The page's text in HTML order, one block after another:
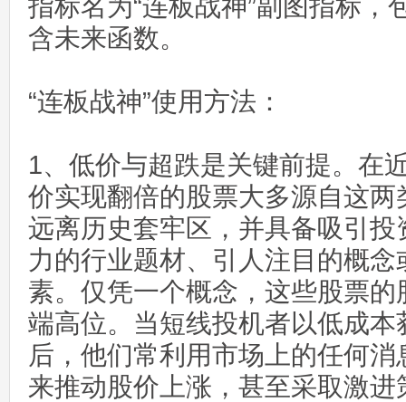
指标名为“连板战神”副图指标，
含未来函数。
“连板战神”使用方法：
1、低价与超跌是关键前提。在
价实现翻倍的股票大多源自这
远离历史套牢区，并具备吸引
力的行业题材、引人注目的概
素。仅凭一个概念，这些股票
端高位。当短线投机者以低成
后，他们常利用市场上的任何
来推动股价上涨，甚至采取激